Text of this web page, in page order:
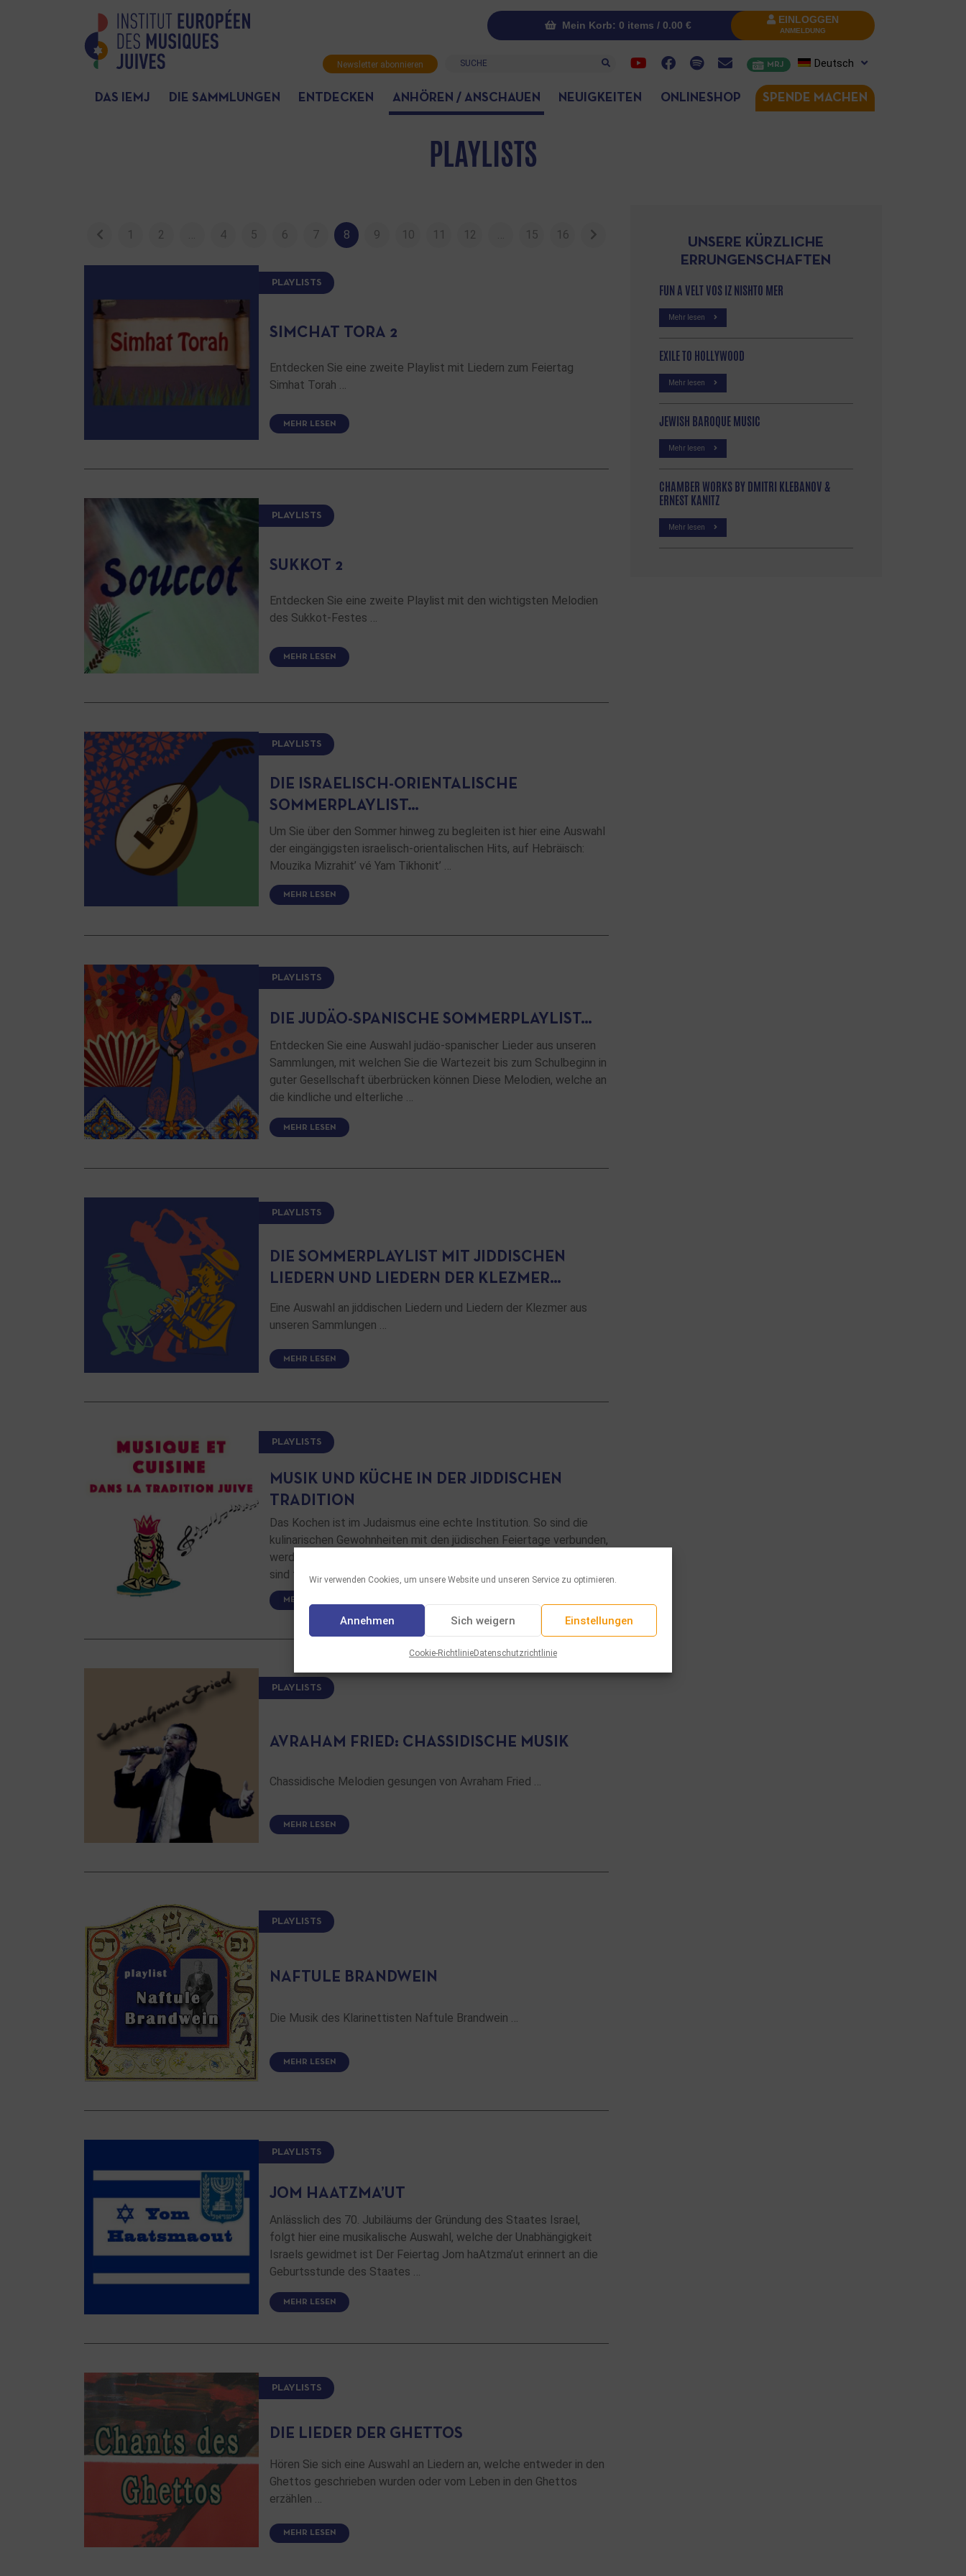
Wir verwenden Cookies, um unsere Website und unseren Service zu optimieren.
Annehmen Sich weigern Einstellungen
Cookie-RichtlinieDatenschutzrichtlinie
Mein Korb: 0 items / 0.00 € EINLOGGEN
ANMELDUNG
Newsletter abonnieren Suche MRJ Deutsch
DAS IEMJ DIE SAMMLUNGEN ENTDECKEN ANHÖREN / ANSCHAUEN NEUIGKEITEN ONLINESHOP SPENDE MACHEN
PLAYLISTS
1 2 … 4 5 6 7 8 9 10 11 12 … 15 16
PLAYLISTS
SIMCHAT TORA 2
Entdecken Sie eine zweite Playlist mit Liedern zum Feiertag
Simhat Torah …
MEHR LESEN
PLAYLISTS
SUKKOT 2
Entdecken Sie eine zweite Playlist mit den wichtigsten Melodien
des Sukkot-Festes …
MEHR LESEN
PLAYLISTS
DIE ISRAELISCH-ORIENTALISCHE
SOMMERPLAYLIST…
Um Sie über den Sommer hinweg zu begleiten ist hier eine Auswahl
der eingängigsten israelisch-orientalischen Hits, auf Hebräisch:
Mouzika Mizrahit’ vé Yam Tikhonit’ …
MEHR LESEN
PLAYLISTS
DIE JUDÄO-SPANISCHE SOMMERPLAYLIST…
Entdecken Sie eine Auswahl judäo-spanischer Lieder aus unseren
Sammlungen, mit welchen Sie die Wartezeit bis zum Schulbeginn in
guter Gesellschaft überbrücken können Diese Melodien, welche an
die kindliche und elterliche …
MEHR LESEN
PLAYLISTS
DIE SOMMERPLAYLIST MIT JIDDISCHEN
LIEDERN UND LIEDERN DER KLEZMER…
Eine Auswahl an jiddischen Liedern und Liedern der Klezmer aus
unseren Sammlungen …
MEHR LESEN
PLAYLISTS
MUSIK UND KÜCHE IN DER JIDDISCHEN
TRADITION
Das Kochen ist im Judaismus eine echte Institution. So sind die
kulinarischen Gewohnheiten mit den jüdischen Feiertage verbunden,
werden dabei meist von Mutter zu Tochter weitergegeben und
sind fast so alt wie die jüdische Geschichte selbst …
MEHR LESEN
PLAYLISTS
AVRAHAM FRIED: CHASSIDISCHE MUSIK
Chassidische Melodien gesungen von Avraham Fried …
MEHR LESEN
PLAYLISTS
NAFTULE BRANDWEIN
Die Musik des Klarinettisten Naftule Brandwein …
MEHR LESEN
PLAYLISTS
JOM HAATZMA’UT
Anlässlich des 70. Jubiläums der Gründung des Staates Israel,
folgt hier eine musikalische Auswahl, welche der Unabhängigkeit
Israels gewidmet ist Der Feiertag Jom haAtzma’ut erinnert an die
Geburtsstunde des Staates …
MEHR LESEN
PLAYLISTS
DIE LIEDER DER GHETTOS
Hören Sie sich eine Auswahl an Liedern an, welche entweder in den
Ghettos geschrieben wurden oder vom Leben in den Ghettos
erzählen …
MEHR LESEN
UNSERE KÜRZLICHE
ERRUNGENSCHAFTEN
FUN A VELT VOS IZ NISHTO MER
Mehr lesen
EXILE TO HOLLYWOOD
Mehr lesen
JEWISH BAROQUE MUSIC
Mehr lesen
CHAMBER WORKS BY DMITRI KLEBANOV &
ERNEST KANITZ
Mehr lesen